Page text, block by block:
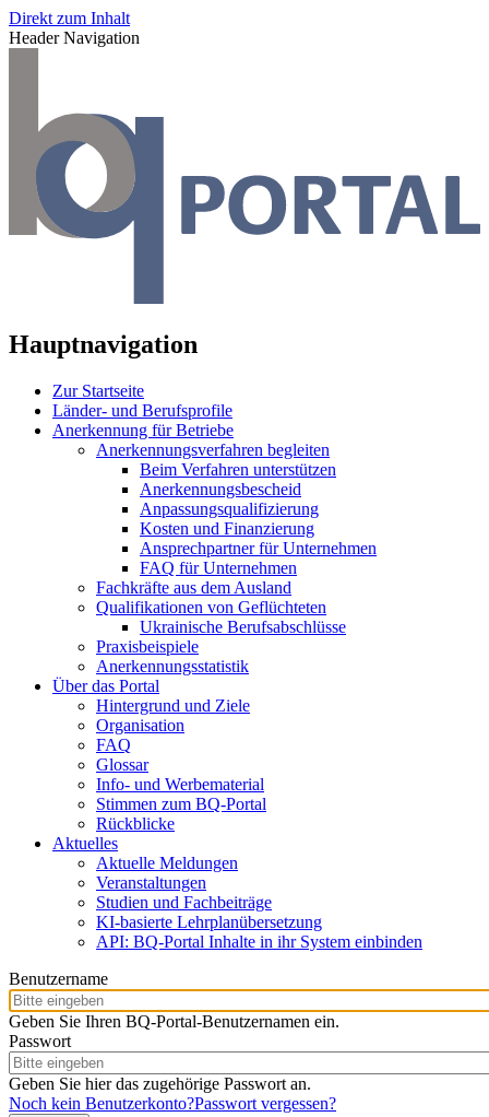
Direkt zum Inhalt
Header Navigation
Hauptnavigation
Zur Startseite
Länder- und Berufsprofile
Anerkennung für Betriebe
Anerkennungsverfahren begleiten
Beim Verfahren unterstützen
Anerkennungsbescheid
Anpassungsqualifizierung
Kosten und Finanzierung
Ansprechpartner für Unternehmen
FAQ für Unternehmen
Fachkräfte aus dem Ausland
Qualifikationen von Geflüchteten
Ukrainische Berufsabschlüsse
Praxisbeispiele
Anerkennungsstatistik
Über das Portal
Hintergrund und Ziele
Organisation
FAQ
Glossar
Info- und Werbematerial
Stimmen zum BQ-Portal
Rückblicke
Aktuelles
Aktuelle Meldungen
Veranstaltungen
Studien und Fachbeiträge
KI-basierte Lehrplanübersetzung
API: BQ-Portal Inhalte in ihr System einbinden
Benutzername
Geben Sie Ihren BQ-Portal-Benutzernamen ein.
Passwort
Geben Sie hier das zugehörige Passwort an.
Noch kein Benutzerkonto?Passwort vergessen?